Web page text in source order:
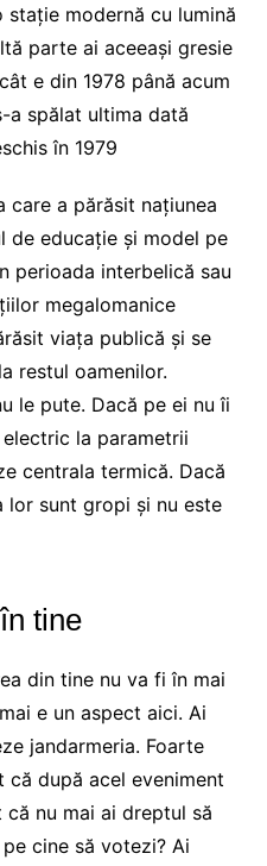
modernă cu lumină
parte ai aceeași gresie
e din 1978 până acum
a spălat ultima dată
în 1979
care a părăsit națiunea
de educație și model pe
perioada interbelică sau
megalomanice
viața publică și se
restul oamenilor.
le pute. Dacă pe ei nu îi
la parametrii
centrala termică. Dacă
lor sunt gropi și nu este
tine
din tine nu va fi în mai
e un aspect aici. Ai
jandarmeria. Foarte
după acel eveniment
nu mai ai dreptul să
cine să votezi? Ai